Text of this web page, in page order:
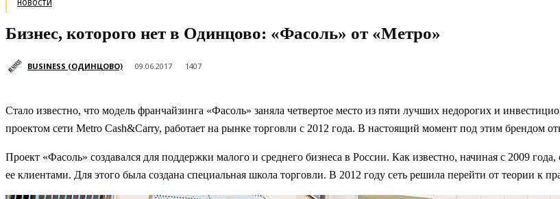
НОВОСТИ
Бизнес, которого нет в Одинцово: «Фасоль» от «Метро»
BUSINESS (ОДИНЦОВО) 09.06.2017 1407
Стало известно, что модель франчайзинга «Фасоль» заняла четвертое место из пяти лучших недорогих и
проектом сети Metro Cash&Carry, работает на рынке торговли с 2012 года. В настоящий момент под этим брендом
Проект «Фасоль» создавался для поддержки малого и среднего бизнеса в России. Как известно, начиная с 2009
ее клиентами. Для этого была создана специальная школа торговли. В 2012 году сеть решила перейти от теории к